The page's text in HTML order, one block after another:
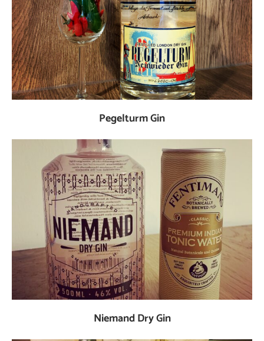
Pegelturm Gin
Niemand Dry Gin